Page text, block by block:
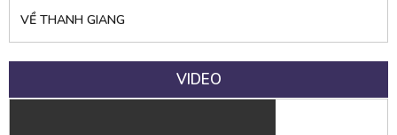
VỀ THANH GIANG
VIDEO